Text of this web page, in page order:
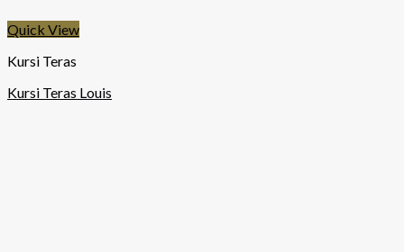
Quick View
Kursi Teras
Kursi Teras Louis